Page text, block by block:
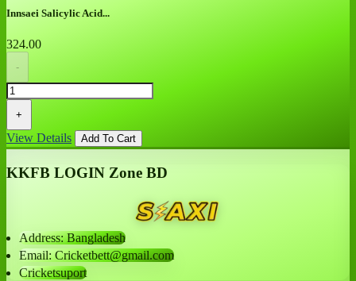
Innsaei Salicylic Acid...
324.00
-
+
View Details Add To Cart
KKFB LOGIN Zone BD
Address: Bangladesh
Email: Cricketbett@gmail.com
Cricketsuport